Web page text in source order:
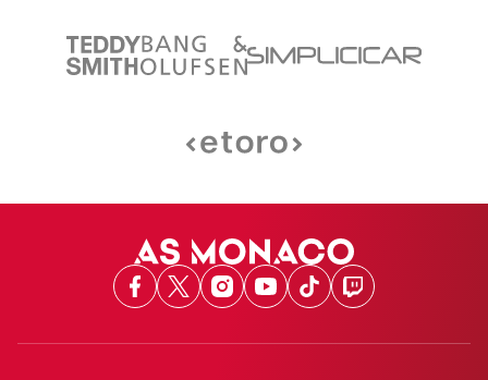
Facebook
X Instagram
Youtube
TikTokTwitch